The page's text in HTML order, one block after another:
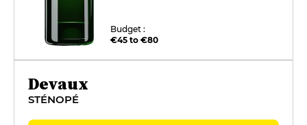
Budget :
€45 to €80
Devaux
STÉNOPÉ